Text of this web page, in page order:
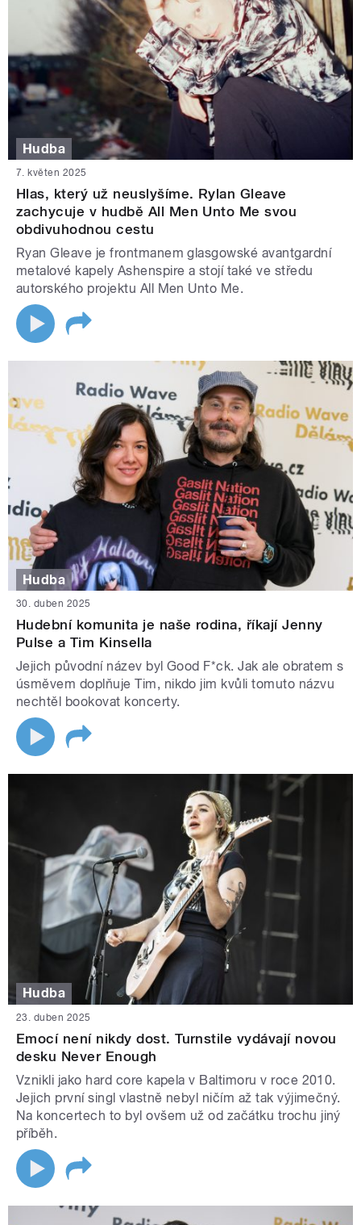
Hudba
7. květen 2025
Hlas, který už neuslyšíme. Rylan Gleave
zachycuje v hudbě All Men Unto Me svou
obdivuhodnou cestu
Ryan Gleave je frontmanem glasgowské avantgardní
metalové kapely Ashenspire a stojí také ve středu
autorského projektu All Men Unto Me.
Hudba
30. duben 2025
Hudební komunita je naše rodina, říkají Jenny
Pulse a Tim Kinsella
Jejich původní název byl Good F*ck. Jak ale obratem s
úsměvem doplňuje Tim, nikdo jim kvůli tomuto názvu
nechtěl bookovat koncerty.
Hudba
23. duben 2025
Emocí není nikdy dost. Turnstile vydávají novou
desku Never Enough
Vznikli jako hard core kapela v Baltimoru v roce 2010.
Jejich první singl vlastně nebyl ničím až tak výjimečný.
Na koncertech to byl ovšem už od začátku trochu jiný
příběh.